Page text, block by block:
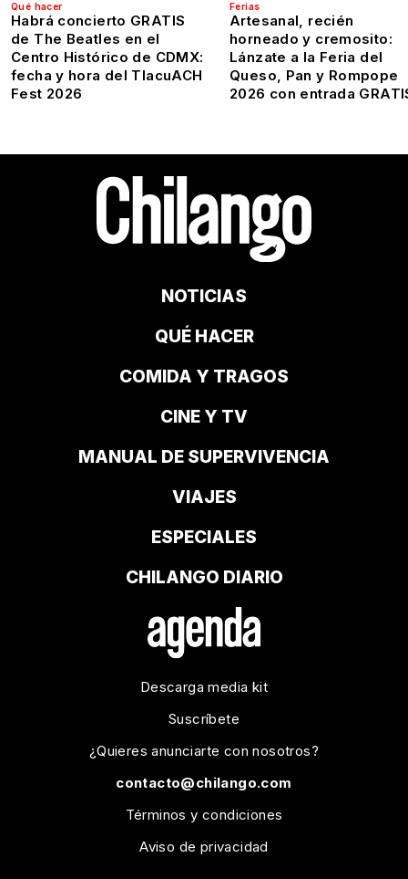
Qué hacer
Habrá concierto GRATIS
de The Beatles en el
Centro Histórico de CDMX:
fecha y hora del TlacuACH
Fest 2026
Ferias
Artesanal, recién
horneado y cremosito:
Lánzate a la Feria del
Queso, Pan y Rompope
2026 con entrada
NOTICIAS
QUÉ HACER
COMIDA Y TRAGOS
CINE Y TV
MANUAL DE SUPERVIVENCIA
VIAJES
ESPECIALES
CHILANGO DIARIO
Descarga media kit
Suscríbete
¿Quieres anunciarte con nosotros?
contacto@chilango.com
Términos y condiciones
Aviso de privacidad